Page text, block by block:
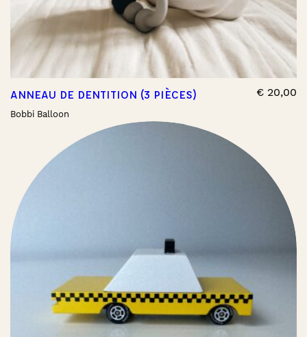
ANNEAU DE DENTITION (3 PIÈCES)
Bobbi Balloon
€ 20,00